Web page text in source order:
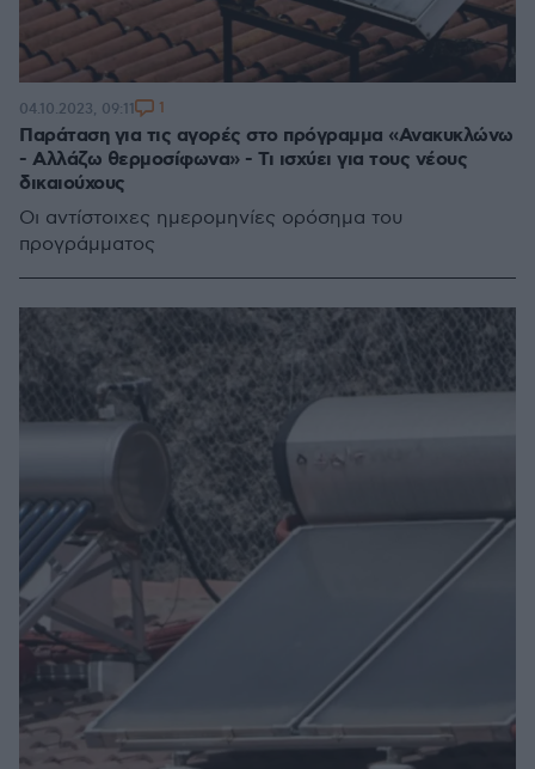
Παράταση για τις αγορές στο πρόγραμμα «Ανακυκλώνω
- Αλλάζω θερμοσίφωνα» - Τι ισχύει για τους νέους
δικαιούχους
Οι αντίστοιχες ημερομηνίες ορόσημα του
προγράμματος
04.10.2023, 09:11 1